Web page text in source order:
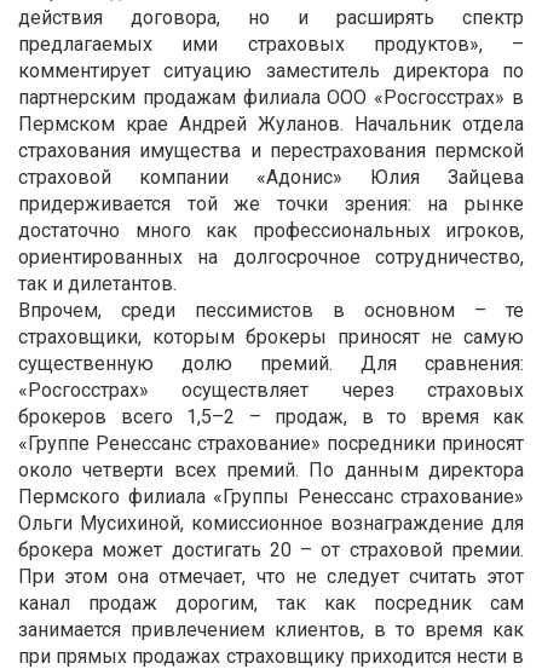
действия договора, но и расширять спектр
предлагаемых ими страховых продуктов», –
комментирует ситуацию заместитель директора по
партнерским продажам филиала ООО «Росгосстрах» в
Пермском крае Андрей Жуланов. Начальник отдела
страхования имущества и перестрахования пермской
страховой компании «Адонис» Юлия Зайцева
придерживается той же точки зрения: на рынке
достаточно много как профессиональных игроков,
ориентированных на долгосрочное сотрудничество,
так и дилетантов.
Впрочем, среди пессимистов в основном – те
страховщики, которым брокеры приносят не самую
существенную долю премий. Для сравнения:
«Росгосстрах» осуществляет через страховых
брокеров всего 1,5–2 – продаж, в то время как
«Группе Ренессанс страхование» посредники приносят
около четверти всех премий. По данным директора
Пермского филиала «Группы Ренессанс страхование»
Ольги Мусихиной, комиссионное вознаграждение для
брокера может достигать 20 – от страховой премии.
При этом она отмечает, что не следует считать этот
канал продаж дорогим, так как посредник сам
занимается привлечением клиентов, в то время как
при прямых продажах страховщику приходится нести в